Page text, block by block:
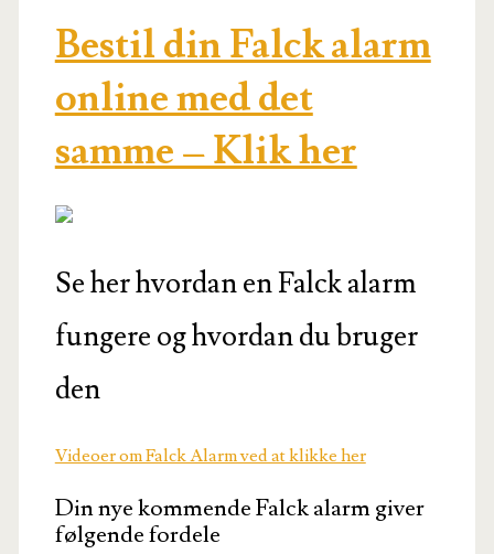
Bestil din Falck alarm
online med det
samme – Klik her
Se her hvordan en Falck alarm
fungere og hvordan du bruger
den
Videoer om Falck Alarm ved at klikke her
Din nye kommende Falck alarm giver
følgende fordele